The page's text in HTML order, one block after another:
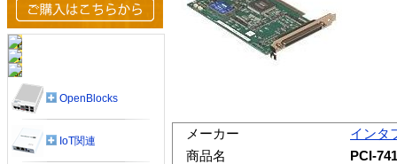
メーカー
インタ
商品名
PCI-
OpenBlocks
IoT関連